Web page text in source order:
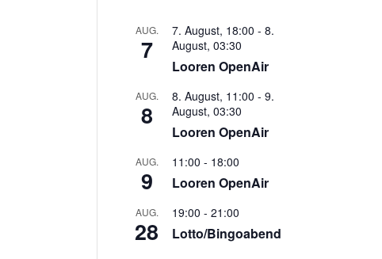
AUG.
7
7. August, 18:00 -8.
August, 03:30
Looren OpenAir
AUG.
8
8. August, 11:00 -9.
August, 03:30
Looren OpenAir
AUG.
9
11:00 - 18:00
Looren OpenAir
AUG.
28
19:00 -21:00
Lotto/Bingoabend